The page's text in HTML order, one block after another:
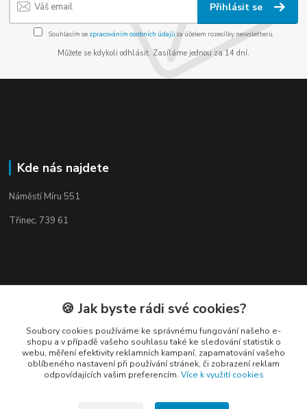
Přihlásit se
Souhlasím se zpracováním osobních údajůza účelem rozesílky newsletteru.
Můžete se kdykoli odhlásit. Zasíláme jednou za 14 dní.
Kde nás najdete
Náměstí Míru 551
Třinec, 739 61
🍪 Jak byste rádi své cookies?
Soubory cookies používáme ke správnému fungování našeho e-
shopu a v případě vašeho souhlasu také ke sledování statistik o
webu, měření efektivity reklamních kampaní, zapamatování vašeho
oblíbeného nastavení při používání stránek, či zobrazení reklam
odpovídajících vašim preferencím. Více k využití cookies